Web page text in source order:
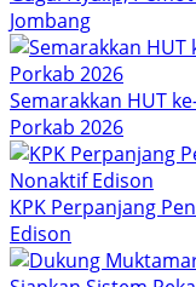
Jombang
Semarakkan HUT
Porkab 2026
KPK Perpanjang
Edison